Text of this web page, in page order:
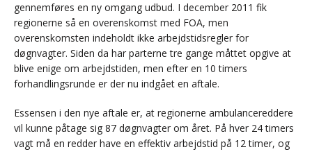
gennemføres en ny omgang udbud. I december 2011 fik
regionerne så en overenskomst med FOA, men
overenskomsten indeholdt ikke arbejdstidsregler for
døgnvagter. Siden da har parterne tre gange måttet opgive at
blive enige om arbejdstiden, men efter en 10 timers
forhandlingsrunde er der nu indgået en aftale.
Essensen i den nye aftale er, at regionerne ambulancereddere
vil kunne påtage sig 87 døgnvagter om året. På hver 24 timers
vagt må en redder have en effektiv arbejdstid på 12 timer, og